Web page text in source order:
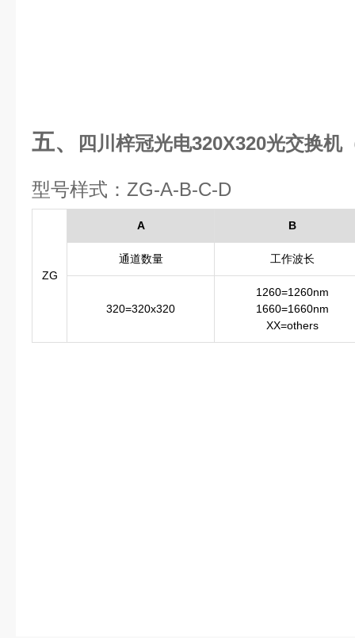
五、 四川梓冠光电320X320光交换机
型号样式：ZG-A-B-C-D
ZG
A B
通道数量 工作波长
320=320x320
1260=1260nm
1660=1660nm
XX=others